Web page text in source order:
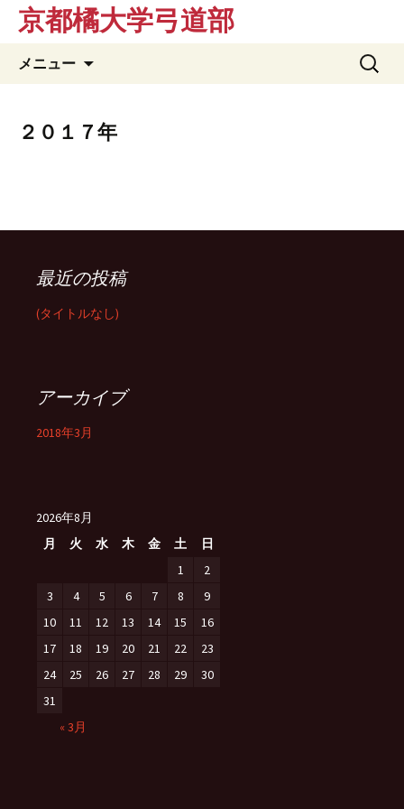
京都橘大学弓道部
メニュー
ン
ツ
ッ
検
索:
２０１７年
最近の投稿
(タイトルなし)
アーカイブ
2018年3月
2026年8月
月
火 水 木 金 土
日
1
2
3
4 5 6 7 8
9
10
11 12 13 14 15
16
17
18 19 20 21 22
23
24
25 26 27 28 29
30
31
« 3月